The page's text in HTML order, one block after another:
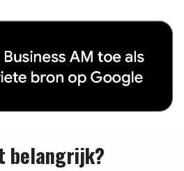
belangrijk?